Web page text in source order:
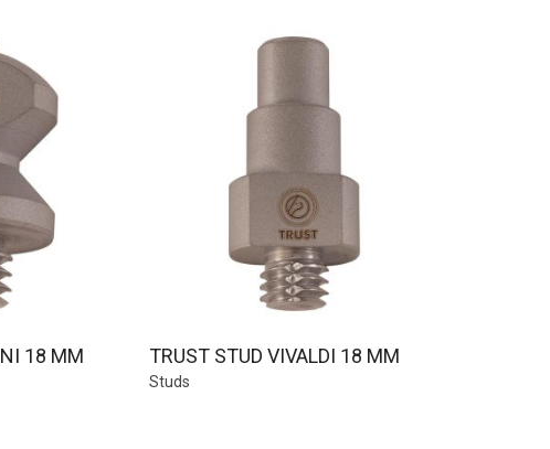
18 MM TRUST STUD VIVALDI 18 MM
Studs